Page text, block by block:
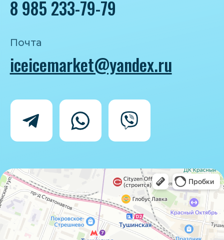
Согласие на обработку персональных
IceIceMarket © 2025